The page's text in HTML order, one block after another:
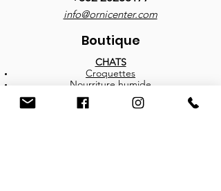
info@ornicenter.com
Boutique
CHATS
Croquettes
Nourriture humide
Antiparasitaires
Accessoires